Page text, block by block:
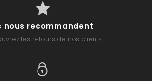
nous recommandent
les retours de nos clients